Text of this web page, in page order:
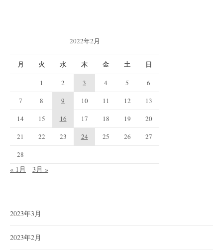
2022年2月
月 火 水 木 金 土 日
1 2 3 4 5
6
7
8 9 10 11 12
13
14
15 16 17 18 19
20
21
22 23 24 25 26
27
28
« 1月 3月 »
2023年3月
2023年2月